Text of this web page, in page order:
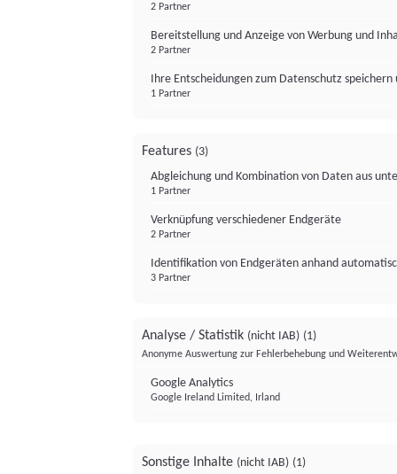
2 Partner
Bereitstellung und Anzeige von Werbung und
2 Partner
Ihre Entscheidungen zum Datenschutz
1 Partner
Features (3)
Abgleichung und Kombination von Daten aus
1 Partner
Verknüpfung verschiedener Endgeräte
2 Partner
Identifikation von Endgeräten anhand
3 Partner
Analyse / Statistik (nicht IAB) (1)
Anonyme Auswertung zur Fehlerbehebung und
Google Analytics
Google Ireland Limited, Irland
Sonstige Inhalte (nicht IAB) (1)